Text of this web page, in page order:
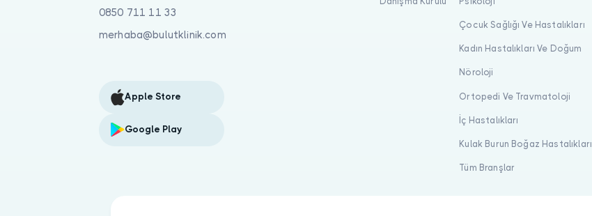
0850 711 11 33
merhaba@bulutklinik.com
Apple Store
Google Play
Çocuk Sağlığı Ve Hastalıkları
Kadın Hastalıkları Ve Doğum
Nöroloji
Ortopedi Ve Travmatoloji
İç Hastalıkları
Kulak Burun Boğaz Hastalıkları
Tüm Branşlar